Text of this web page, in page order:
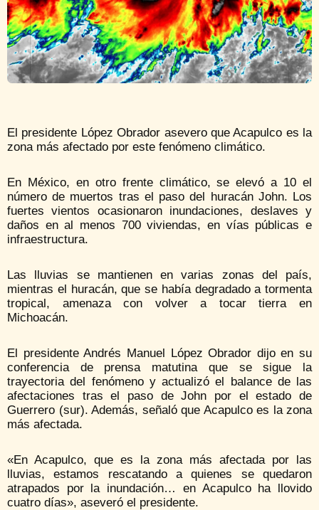
El presidente López Obrador asevero que Acapulco es la
zona más afectado por este fenómeno climático.
En México, en otro frente climático, se elevó a 10 el
número de muertos tras el paso del huracán John. Los
fuertes vientos ocasionaron inundaciones, deslaves y
daños en al menos 700 viviendas, en vías públicas e
infraestructura.
Las lluvias se mantienen en varias zonas del país,
mientras el huracán, que se había degradado a tormenta
tropical, amenaza con volver a tocar tierra en
Michoacán.
El presidente Andrés Manuel López Obrador dijo en su
conferencia de prensa matutina que se sigue la
trayectoria del fenómeno y actualizó el balance de las
afectaciones tras el paso de John por el estado de
Guerrero (sur). Además, señaló que Acapulco es la zona
más afectada.
«En Acapulco, que es la zona más afectada por las
lluvias, estamos rescatando a quienes se quedaron
atrapados por la inundación… en Acapulco ha llovido
cuatro días», aseveró el presidente.